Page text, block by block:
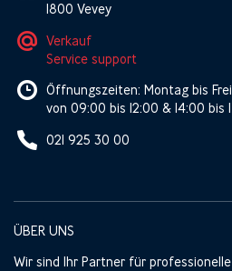
1800 Vevey
Verkauf
Service support
Öffnungszeiten: Montag bis
von 09:00 bis 12:00 & 14:00 bis
021 925 30 00
ÜBER UNS
Wir sind Ihr Partner für